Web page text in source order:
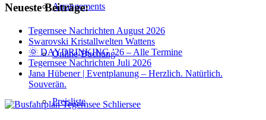
Arrangements
Online-Buchung
Preisliste
Neueste Beiträge:
Tegernsee Nachrichten August 2026
Swarovski Kristallwelten Wattens
🌞 DAYDRINKING ’26 – Alle Termine
Tegernsee Nachrichten Juli 2026
Jana Hübener | Eventplanung – Herzlich. Natürlich.
Souverän.